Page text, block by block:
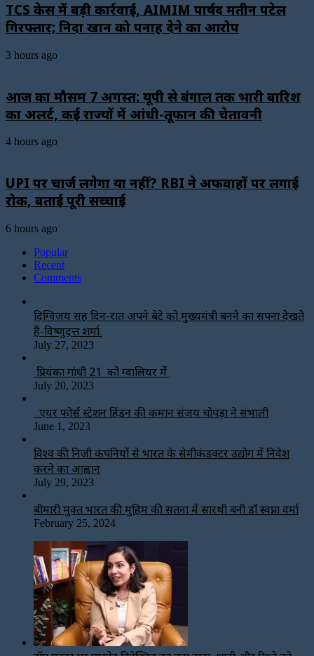
TCS केस में बड़ी कार्रवाई, AIMIM पार्षद मतीन पटेल
गिरफ्तार; निदा खान को पनाह देने का आरोप
3 hours ago
आज का मौसम 7 अगस्त: यूपी से बंगाल तक भारी बारिश
का अलर्ट, कई राज्यों में आंधी-तूफान की चेतावनी
4 hours ago
UPI पर चार्ज लगेगा या नहीं? RBI ने अफवाहों पर लगाई
रोक, बताई पूरी सच्चाई
6 hours ago
Popular
Recent
Comments
दिग्विजय सिंह दिन-रात अपने बेटे को मुख्यमंत्री बनने का सपना देखते
हैं-विष्णुदत्त शर्मा
July 27, 2023
प्रियंका गांधी 21 को ग्वालियर में
July 20, 2023
एयर फोर्स स्टेशन हिंडन की कमान संजय चोपड़ा ने संभाली
June 1, 2023
विश्‍व की निजी कंपनियों से भारत के सेमीकंडक्टर उद्योग में निवेश
करने का आह्वान
July 29, 2023
बीमारी मुक्त भारत की मुहिम की सतना में सारथी बनी डाॅ स्वप्ना वर्मा
February 25, 2024